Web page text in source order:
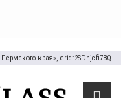
края», erid:2SDnjcfi73Q